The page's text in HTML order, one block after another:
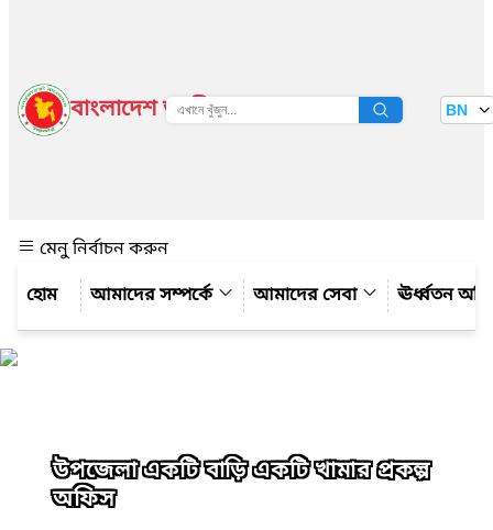
বাংলাদেশ জাতীয় তথ্য বাতায়ন BN
মেনু নির্বাচন করুন
আমাদের সম্পর্কে
আমাদের সেবা ঊর্ধ্বতন
উপজেলা একটি বাড়ি একটি খামার প্রকল্প
অফিস